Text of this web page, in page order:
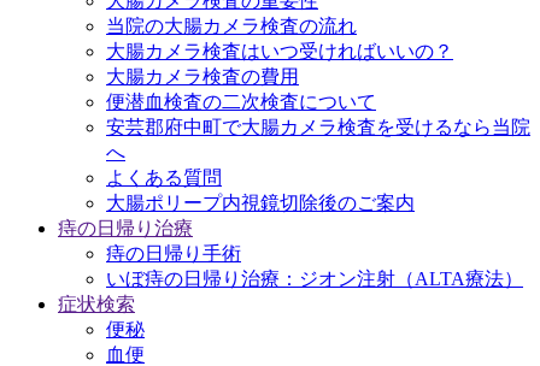
当院の大腸カメラ検査の流れ
大腸カメラ検査はいつ受ければいいの？
大腸カメラ検査の費用
便潜血検査の二次検査について
安芸郡府中町で大腸カメラ検査を受けるなら当院
へ
よくある質問
大腸ポリープ内視鏡切除後のご案内
痔の日帰り治療
痔の日帰り手術
いぼ痔の日帰り治療：ジオン注射（ALTA療法）
症状検索
便秘
血便